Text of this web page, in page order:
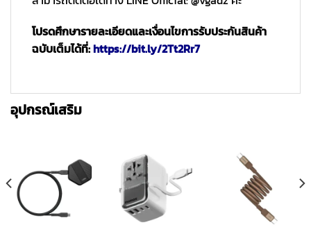
โปรดศึกษารายละเอียดและเงื่อนไขการรับประกันสินค้า
ฉบับเต็มได้ที่:https://bit.ly/2Tt2Rr7
อุปกรณ์เสริม